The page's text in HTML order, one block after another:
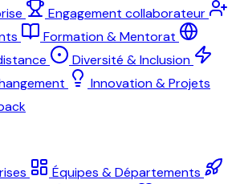
Engagement collaborateur
Formation & Mentorat
Diversité & Inclusion
Innovation & Projets
Équipes & Départements